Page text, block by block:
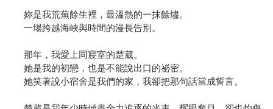
妳是我荒蕪餘生裡，最溫熱的一抹餘燼。
一場跨越海峽與時間的漫長告別。
那年，我愛上同寢室的楚葳。
她是我的初戀，也是不能說出口的祕密。
她笑著說小宿舍是我們的家，我卻把那句話當成誓言。